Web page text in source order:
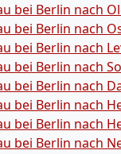
bei Berlin nach
bei Berlin nach
bei Berlin nach
bei Berlin nach
bei Berlin nach
bei Berlin nach
bei Berlin nach
bei Berlin nach